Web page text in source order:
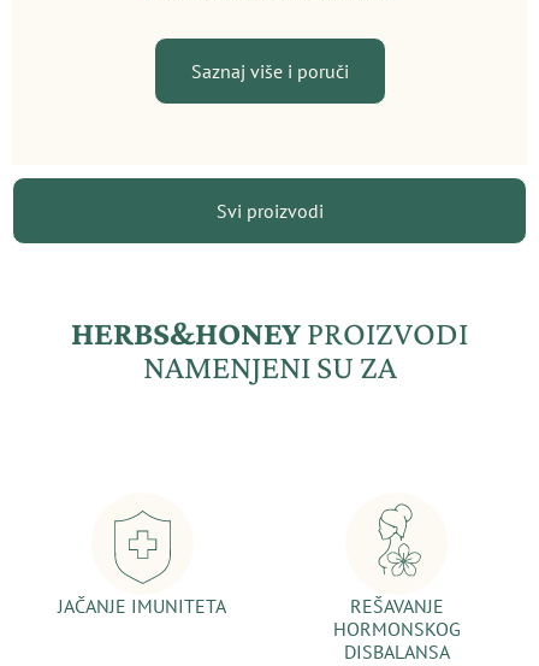
Saznaj više i poruči
Svi proizvodi
HERBS&HONEYPROIZVODI
NAMENJENI SU ZA
JAČANJE IMUNITETA
REŠAVANJE
HORMONSKOG
DISBALANSA